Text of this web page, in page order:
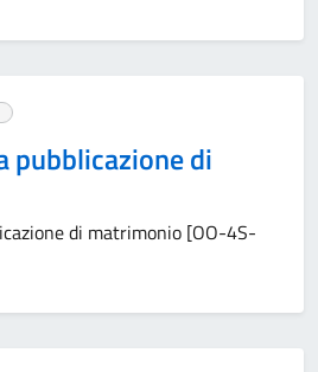
pubblicazione di
di matrimonio [OO-4S-